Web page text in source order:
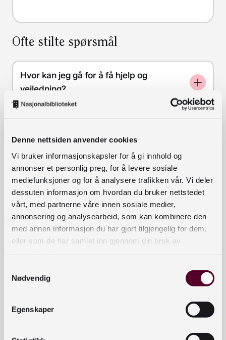
Denne nettsiden anvender cookies
Vi bruker informasjonskapsler for å gi innhold og
annonser et personlig preg, for å levere sosiale
mediefunksjoner og for å analysere trafikken vår. Vi deler
dessuten informasjon om hvordan du bruker nettstedet
vårt, med partnerne våre innen sosiale medier,
annonsering og analysearbeid, som kan kombinere den
med annen informasjon du har gjort tilgjengelig for dem,
eller som de har samlet inn gjennom din bruk av
Nødvendig
Egenskaper
Ofte stilte spørsmål
Hvor kan jeg gå for å få hjelp og
veiledning?
Når trenger jeg lånekort?
Hvordan finner og bestiller jeg trykt
materiale hos Nasjonalbiblioteket?
Hva er forskjellen på Oria og
Kan jeg få tilgang til Nettbiblioteket fra